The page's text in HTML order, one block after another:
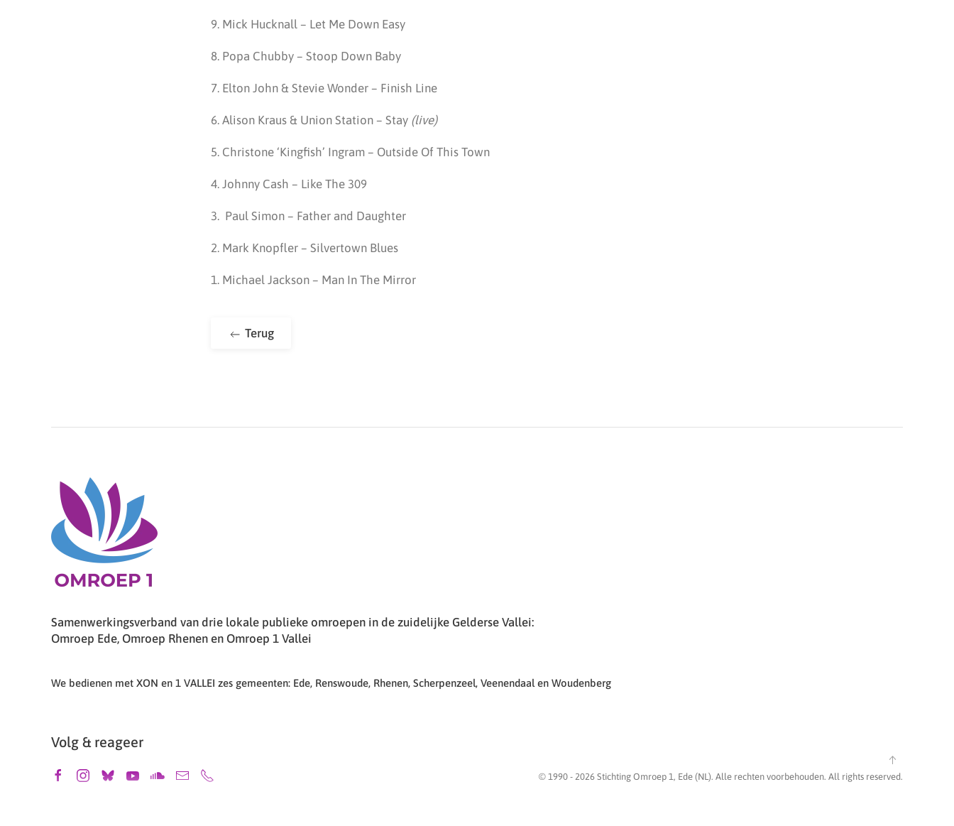
9. Mick Hucknall – Let Me Down Easy
8. Popa Chubby – Stoop Down Baby
7. Elton John & Stevie Wonder – Finish Line
6. Alison Kraus & Union Station – Stay (live)
5. Christone ‘Kingfish’ Ingram – Outside Of This Town
4. Johnny Cash – Like The 309
3. Paul Simon – Father and Daughter
2. Mark Knopfler – Silvertown Blues
1. Michael Jackson – Man In The Mirror
Terug
Samenwerkingsverband van drie lokale publieke omroepen in de zuidelijke Gelderse Vallei:
Omroep Ede, Omroep Rhenen en Omroep 1 Vallei
We bedienen met XON en 1 VALLEI zes gemeenten: Ede, Renswoude, Rhenen, Scherpenzeel, Veenendaal en Woudenberg
Volg & reageer
© 1990 - 2026 Stichting Omroep 1, Ede (NL). Alle rechten voorbehouden. All rights reserved.